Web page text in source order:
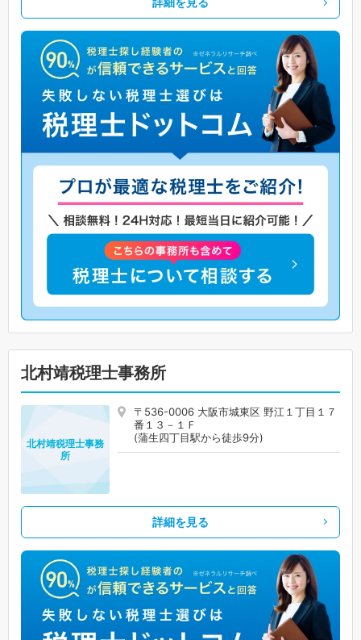
北村靖税理士事務所
〒536-0006 大阪市城東区 野江１丁目１７
番１３－１Ｆ
(蒲生四丁目駅から徒歩9分)
北村靖税理士事務
所
詳細を見る